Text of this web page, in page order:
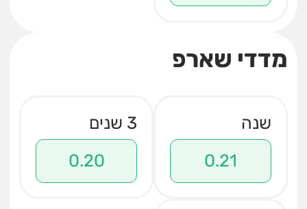
מדדי שארפ
שנה
0.21
3 שנים
0.20